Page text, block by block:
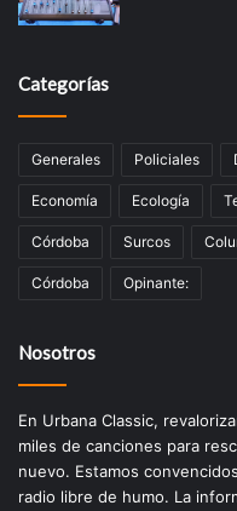
Categorías
Generales Policiales
Economía Ecología
Córdoba Surcos
Córdoba Opinante:
Nosotros
En Urbana Classic,
miles de canciones para
nuevo. Estamos
radio libre de humo. La